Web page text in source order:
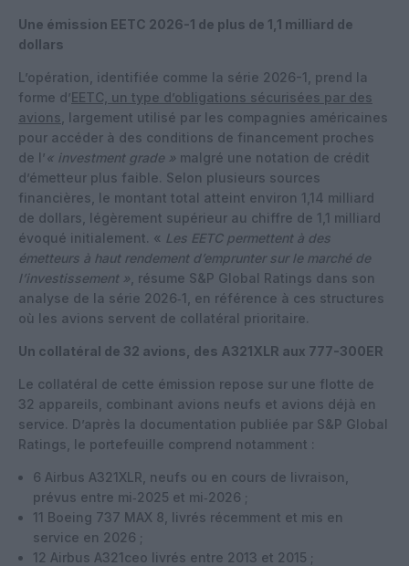
Une émission EETC 2026-1 de plus de 1,1 milliard de
dollars
L’opération, identifiée comme la série 2026-1, prend la
forme d’EETC, un type d’obligations sécurisées par des
avions , largement utilisé par les compagnies américaines
pour accéder à des conditions de financement proches
de l’« investment grade » malgré une notation de crédit
d’émetteur plus faible. Selon plusieurs sources
financières, le montant total atteint environ 1,14 milliard
de dollars, légèrement supérieur au chiffre de 1,1 milliard
évoqué initialement. « Les EETC permettent à des
émetteurs à haut rendement d’emprunter sur le marché de
l’investissement » , résume S&P Global Ratings dans son
analyse de la série 2026‑1, en référence à ces structures
où les avions servent de collatéral prioritaire.
Un collatéral de 32 avions, des A321XLR aux 777-300ER
Le collatéral de cette émission repose sur une flotte de
32 appareils, combinant avions neufs et avions déjà en
service. D’après la documentation publiée par S&P Global
Ratings, le portefeuille comprend notamment :
6 Airbus A321XLR, neufs ou en cours de livraison,
prévus entre mi‑2025 et mi‑2026 ;
11 Boeing 737 MAX 8, livrés récemment et mis en
service en 2026 ;
12 Airbus A321ceo livrés entre 2013 et 2015 ;